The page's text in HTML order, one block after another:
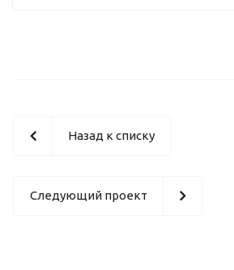
Назад к списку
Следующий проект